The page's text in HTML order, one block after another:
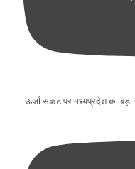
ऊर्जा संकट पर मध्यप्रदेश का बड़ा